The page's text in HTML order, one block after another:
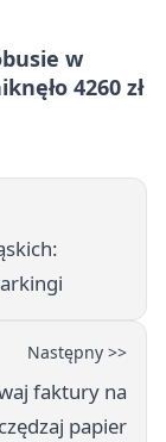
w
4260 zł
Następny >>
faktury na
papier